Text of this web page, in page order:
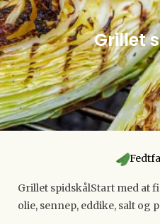
Grillet
Grillet spidskålStart med at
olie, sennep, eddike, salt og